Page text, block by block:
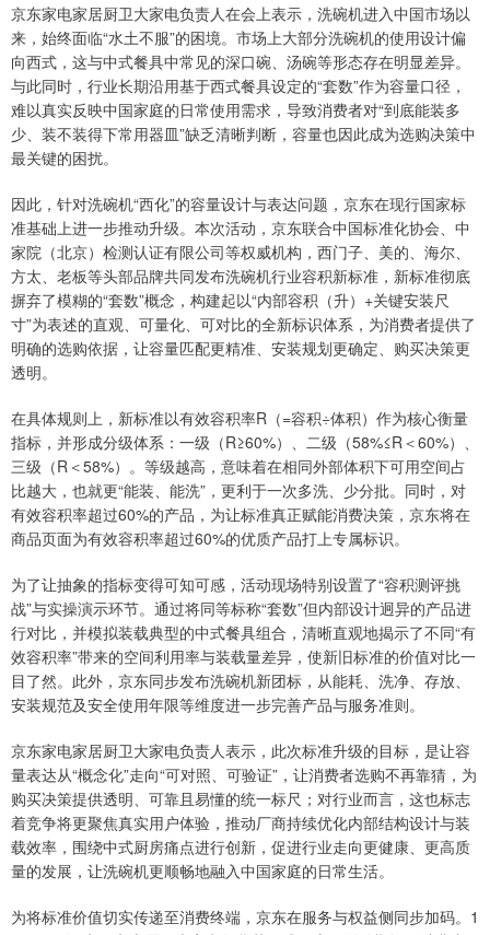
京东家电家居厨卫大家电负责人在会上表示，洗碗机进入中国市场以
来，始终面临“水土不服”的困境。市场上大部分洗碗机的使用设计偏
向西式，这与中式餐具中常见的深口碗、汤碗等形态存在明显差异。
与此同时，行业长期沿用基于西式餐具设定的“套数”作为容量口径，
难以真实反映中国家庭的日常使用需求，导致消费者对“到底能装多
少、装不装得下常用器皿”缺乏清晰判断，容量也因此成为选购决策中
最关键的困扰。
因此，针对洗碗机“西化”的容量设计与表达问题，京东在现行国家标
准基础上进一步推动升级。本次活动，京东联合中国标准化协会、中
家院（北京）检测认证有限公司等权威机构，西门子、美的、海尔、
方太、老板等头部品牌共同发布洗碗机行业容积新标准，新标准彻底
摒弃了模糊的“套数”概念，构建起以“内部容积（升）+关键安装尺
寸”为表述的直观、可量化、可对比的全新标识体系，为消费者提供了
明确的选购依据，让容量匹配更精准、安装规划更确定、购买决策更
透明。
在具体规则上，新标准以有效容积率R（=容积÷体积）作为核心衡量
指标，并形成分级体系：一级（R≥60%）、二级（58%≤R＜60%）、
三级（R＜58%）。等级越高，意味着在相同外部体积下可用空间占
比越大，也就更“能装、能洗”，更利于一次多洗、少分批。同时，对
有效容积率超过60%的产品，为让标准真正赋能消费决策，京东将在
商品页面为有效容积率超过60%的优质产品打上专属标识。
为了让抽象的指标变得可知可感，活动现场特别设置了“容积测评挑
战”与实操演示环节。通过将同等标称“套数”但内部设计迥异的产品进
行对比，并模拟装载典型的中式餐具组合，清晰直观地揭示了不同“有
效容积率”带来的空间利用率与装载量差异，使新旧标准的价值对比一
目了然。此外，京东同步发布洗碗机新团标，从能耗、洗净、存放、
安装规范及安全使用年限等维度进一步完善产品与服务准则。
京东家电家居厨卫大家电负责人表示，此次标准升级的目标，是让容
量表达从“概念化”走向“可对照、可验证”，让消费者选购不再靠猜，为
购买决策提供透明、可靠且易懂的统一标尺；对行业而言，这也标志
着竞争将更聚焦真实用户体验，推动厂商持续优化内部结构设计与装
载效率，围绕中式厨房痛点进行创新，促进行业走向更健康、更高质
量的发展，让洗碗机更顺畅地融入中国家庭的日常生活。
为将标准价值切实传递至消费终端，京东在服务与权益侧同步加码。1